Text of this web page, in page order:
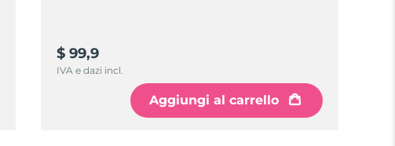
$ 99,9
IVA e dazi incl.
Aggiungi al carrello